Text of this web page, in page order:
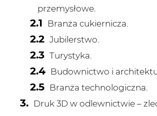
przemysłowe.
Branża cukiernicza.
Jubilerstwo.
Turystyka.
Budownictwo i
Branża technologiczna.
Druk 3D w odlewnictwie –